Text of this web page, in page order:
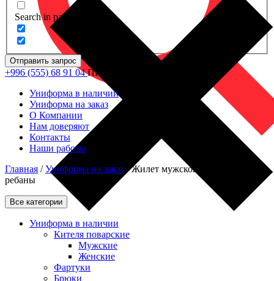
Search in pages
Отправить запрос
+996 (555) 68 91 04ПН - ПТ: 09.00 - 18.00
Униформа в наличии
Униформа на заказ
О Компании
Нам доверяют
Контакты
Наши работы
Главная /Униформа на заказ /Жилет мужской с воротником из
ребаны
Все категории
Униформа в наличии
Кителя поварские
Мужские
Женские
Фартуки
Брюки